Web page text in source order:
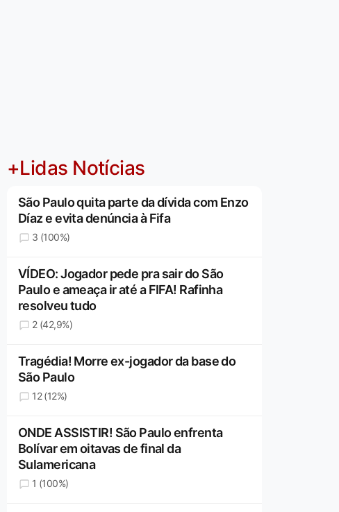
+Lidas Notícias
São Paulo quita parte da dívida com Enzo
Díaz e evita denúncia à Fifa
3 (100%)
VÍDEO: Jogador pede pra sair do São
Paulo e ameaça ir até a FIFA! Rafinha
resolveu tudo
2 (42,9%)
Tragédia! Morre ex-jogador da base do
São Paulo
12 (12%)
ONDE ASSISTIR! São Paulo enfrenta
Bolívar em oitavas de final da
Sulamericana
1 (100%)